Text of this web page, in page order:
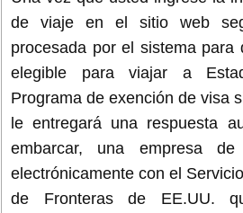
de viaje en el sitio web
procesada por el sistema para
elegible para viajar a
Programa de exención de visa
le entregará una respuesta
embarcar, una empresa de
electrónicamente con el
de Fronteras de EE.UU.